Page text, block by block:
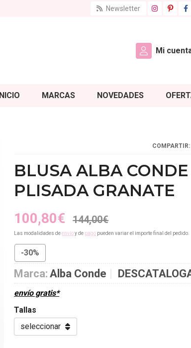
Newsletter
Mi
INICIO MARCAS NOVEDADES
COMPARTIR:
BLUSA ALBA
PLISADA GRANATE
100,80€ 144,00€
Las modalidades deenvíoy de pago pueden variar el importe final del pedido.
-30%
Marca: Alba Conde
envío gratis*
Tallas